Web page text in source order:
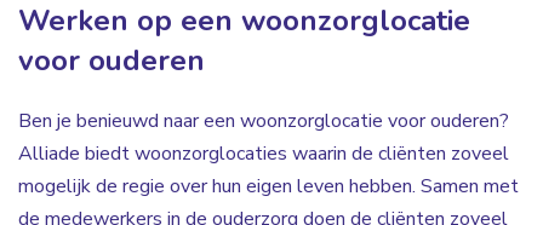
Werken op een woonzorglocatie
voor ouderen
Ben je benieuwd naar een woonzorglocatie voor ouderen?
Alliade biedt woonzorglocaties waarin de cliënten zoveel
mogelijk de regie over hun eigen leven hebben. Samen met
de medewerkers in de ouderzorg doen de cliënten zoveel